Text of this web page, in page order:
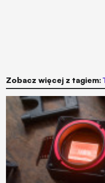
Zobacz więcej z tagiem: